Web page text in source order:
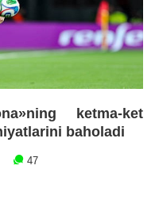
ketma-ket
baholadi
47